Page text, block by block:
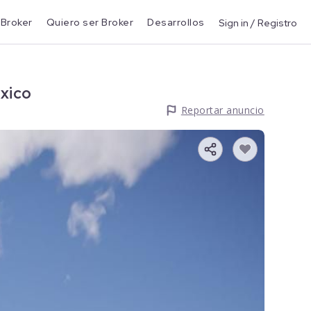
Quiero ser Broker Desarrollos Sign in / Registro
Reportar anuncio